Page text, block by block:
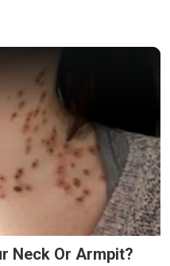
Neck Or Armpit?